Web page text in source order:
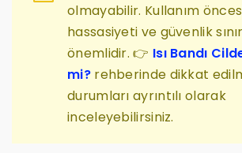
olmayabilir. Kullanım
hassasiyeti ve güvenlik
önemlidir. 👉 Isı Bandı
mi?rehberinde dikkat
durumları ayrıntılı olarak
inceleyebilirsiniz.